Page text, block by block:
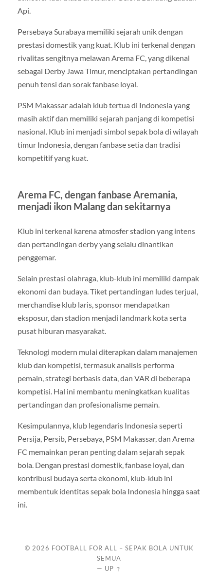
Api.
Persebaya Surabaya memiliki sejarah unik dengan
prestasi domestik yang kuat. Klub ini terkenal dengan
rivalitas sengitnya melawan Arema FC, yang dikenal
sebagai Derby Jawa Timur, menciptakan pertandingan
penuh tensi dan sorak fanbase loyal.
PSM Makassar adalah klub tertua di Indonesia yang
masih aktif dan memiliki sejarah panjang di kompetisi
nasional. Klub ini menjadi simbol sepak bola di wilayah
timur Indonesia, dengan fanbase setia dan tradisi
kompetitif yang kuat.
Arema FC, dengan fanbase Aremania,
menjadi ikon Malang dan sekitarnya
Klub ini terkenal karena atmosfer stadion yang intens
dan pertandingan derby yang selalu dinantikan
penggemar.
Selain prestasi olahraga, klub-klub ini memiliki dampak
ekonomi dan budaya. Tiket pertandingan ludes terjual,
merchandise klub laris, sponsor mendapatkan
eksposur, dan stadion menjadi landmark kota serta
pusat hiburan masyarakat.
Teknologi modern mulai diterapkan dalam manajemen
klub dan kompetisi, termasuk analisis performa
pemain, strategi berbasis data, dan VAR di beberapa
kompetisi. Hal ini membantu meningkatkan kualitas
pertandingan dan profesionalisme pemain.
Kesimpulannya, klub legendaris Indonesia seperti
Persija, Persib, Persebaya, PSM Makassar, dan Arema
FC memainkan peran penting dalam sejarah sepak
bola. Dengan prestasi domestik, fanbase loyal, dan
kontribusi budaya serta ekonomi, klub-klub ini
membentuk identitas sepak bola Indonesia hingga saat
ini.
© 2026 FOOTBALL FOR ALL – SEPAK BOLA UNTUK
SEMUA
— UP ↑